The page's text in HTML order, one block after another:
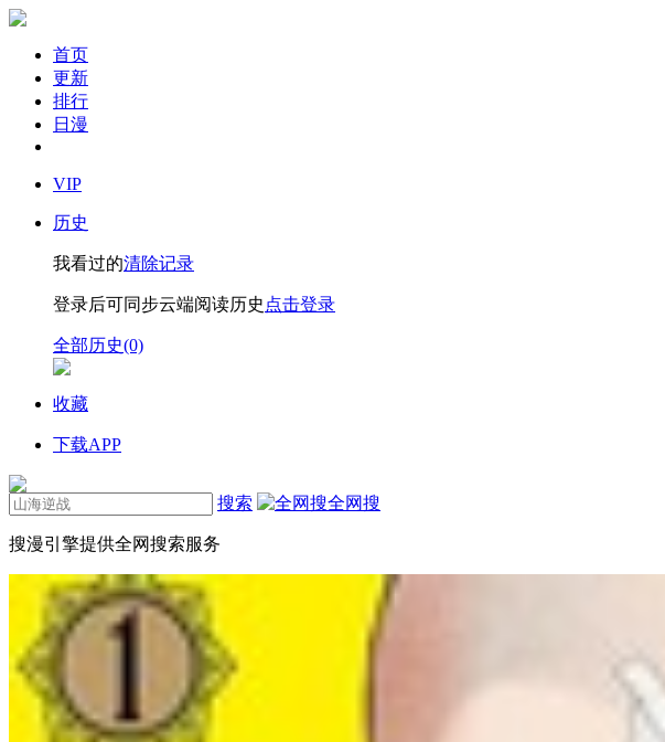
首页
更新
排行
日漫
VIP
历史
我看过的清除记录
登录后可同步云端阅读历史 点击登录
全部历史(0)
收藏
下载APP
搜索 全网搜
搜漫引擎提供全网搜索服务